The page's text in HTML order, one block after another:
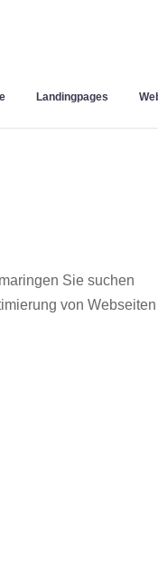
Landingpages
Sie suchen
von Webseiten